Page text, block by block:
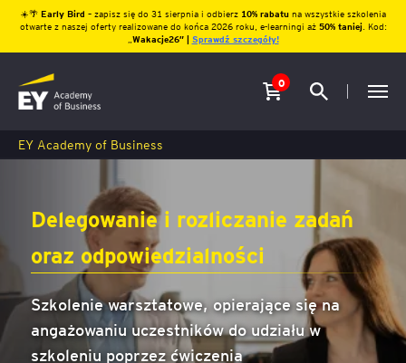
☀️🌴 Early Bird – zapisz się do 31 sierpnia i odbierz10% rabatu na wszystkie szkolenia
otwarte z naszej oferty realizowane do końca 2026 roku, e-learningi aż 50% taniej. Kod:
Wakacje26″ | Sprawdź szczegóły!
0
EY Academy of Business
Delegowanie i rozliczanie zadań
oraz odpowiedzialności
Szkolenie warsztatowe, opierające się na
angażowaniu uczestników do udziału w
szkoleniu poprzez ćwiczenia